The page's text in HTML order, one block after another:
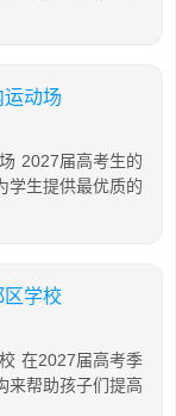
动场
2027届高考生的
学生提供最优质的
区学校
在2027届高考季
来帮助孩子们提高